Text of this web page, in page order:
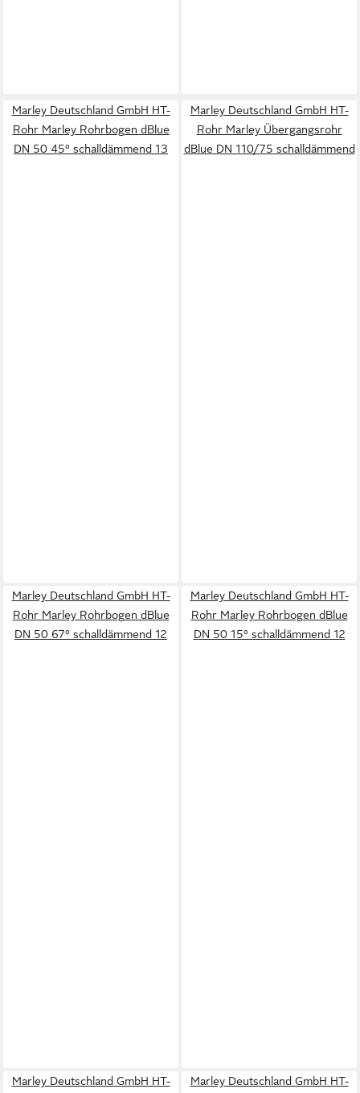
Marley Deutschland GmbH HT-
Rohr Marley Rohrbogen dBlue
DN 50 45° schalldämmend 13
Marley Deutschland GmbH HT-
Rohr Marley Übergangsrohr
dBlue DN 110/75 schalldämmend
Marley Deutschland GmbH HT-
Rohr Marley Rohrbogen dBlue
DN 50 67° schalldämmend 12
Marley Deutschland GmbH HT-
Rohr Marley Rohrbogen dBlue
DN 50 15° schalldämmend 12
Marley Deutschland GmbH HT-
Marley Deutschland GmbH HT-